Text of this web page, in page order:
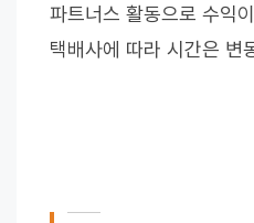
파트너스 활동으로 수익
택배사에 따라 시간은 변